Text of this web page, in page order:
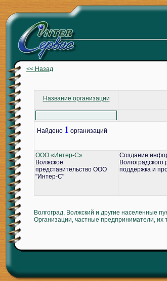
<< Назад
Название организации
Найдено 1 организаций
ООО «Интер-С»
Волжское
представительство ООО
"Интер-С"
Создание
поддержка и
Волгоград, Волжский и другие населенные
Организации, частные предприниматели, их